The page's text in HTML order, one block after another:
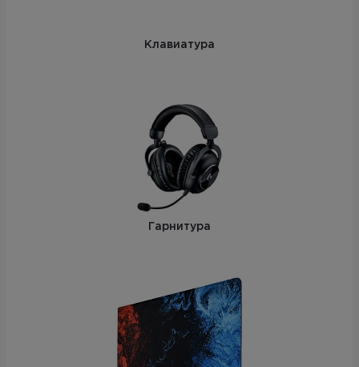
Клавиатура
Гарнитура